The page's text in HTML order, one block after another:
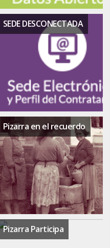
SEDE DESCONECTADA
Pizarra en el recuerdo
Pizarra Participa